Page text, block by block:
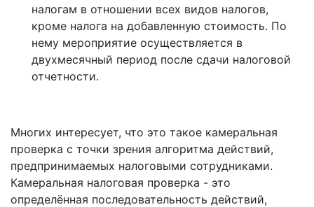
налогам в отношении всех видов налогов,
кроме налога на добавленную стоимость. По
нему мероприятие осуществляется в
двухмесячный период после сдачи налоговой
отчетности.
Многих интересует, что это такое камеральная
проверка с точки зрения алгоритма действий,
предпринимаемых налоговыми сотрудниками.
Камеральная налоговая проверка - это
определённая последовательность действий,